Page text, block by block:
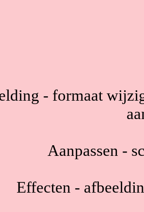
- formaat
Aanpassen -
Effecten -